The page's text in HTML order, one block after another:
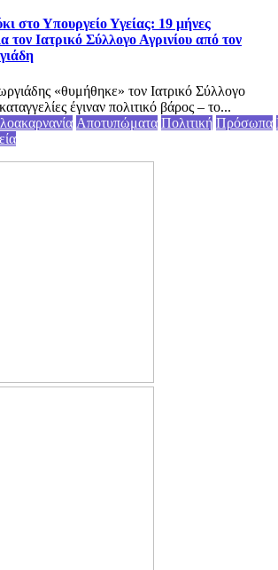
στο Υπουργείο Υγείας: 19 μήνες
τον Ιατρικό Σύλλογο Αγρινίου από τον
«θυμήθηκε» τον Ιατρικό Σύλλογο
έγιναν πολιτικό βάρος – το...
Αποτυπώματα Πολιτική Πρόσωπα